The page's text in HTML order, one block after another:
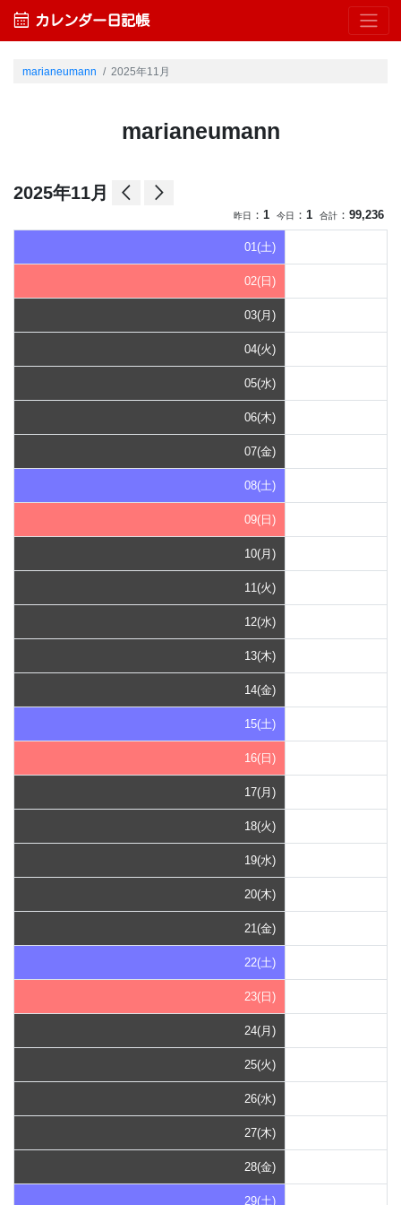
calendar_month カレンダー日記帳
marianeumann 2025年11月
marianeumann
2025年11月 arrow_back_ios arrow_forward_ios
昨日 ： 1 今日 ： 1 合計 ： 99,236
01(土)
02(日)
03(月)
04(火)
05(水)
06(木)
07(金)
08(土)
09(日)
10(月)
11(火)
12(水)
13(木)
14(金)
15(土)
16(日)
17(月)
18(火)
19(水)
20(木)
21(金)
22(土)
23(日)
24(月)
25(火)
26(水)
27(木)
28(金)
29(土)